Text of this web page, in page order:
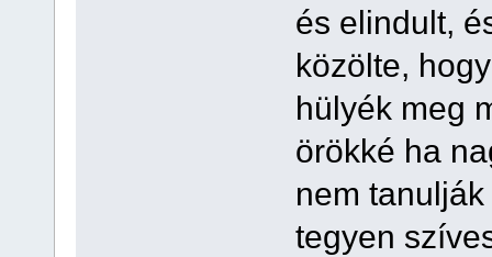
és elindult,
közölte,
hülyék meg
örökké ha
nem
tegyen